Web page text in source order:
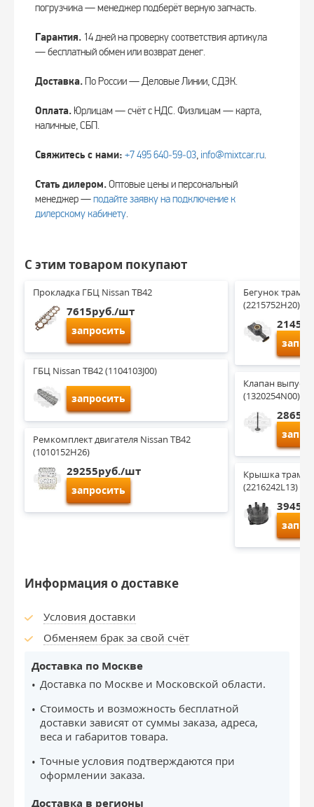
погрузчика — менеджер подберёт верную запчасть.
Гарантия. 14 дней на проверку соответствия артикула
— бесплатный обмен или возврат денег.
Доставка.По России — Деловые Линии, СДЭК.
Оплата. Юрлицам — счёт с НДС. Физлицам — карта,
наличные, СБП.
Свяжитесь с нами: +7 495 640‑59‑03, info@mixtcar.ru.
Стать дилером.Оптовые цены и персональный
менеджер —подайте заявку на подключение к
дилерскому кабинету.
С этим товаром покупают
Прокладка ГБЦ Nissan TB42
7615руб./шт
запросить
ГБЦ Nissan TB42 (1104103J00)
запросить
Ремкомплект двигателя Nissan TB42
(1010152H26)
29255руб./шт
запросить
Бегунок
(2215752H20)
Клапан
(1320254N00)
Крышка
(2216242L13)
Информация о доставке
Условия доставки
Обменяем брак за свой счёт
Доставка по Москве
Доставка по Москве и Московской области.
Стоимость и возможность бесплатной
доставки зависят от суммы заказа, адреса,
веса и габаритов товара.
Точные условия подтверждаются при
оформлении заказа.
Доставка в регионы